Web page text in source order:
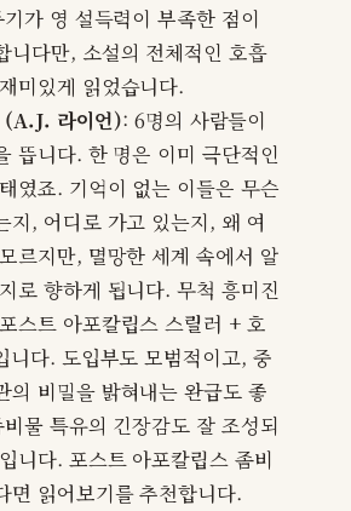
가 영 설득력이 부족한 점이
니다만, 소설의 전체적인 호흡
미있게 읽었습니다.
(A.J. 라이언): 6명의 사람들이
뜹니다. 한 명은 이미 극단적인
였죠. 기억이 없는 이들은 무슨
지, 어디로 가고 있는지, 왜 여
르지만, 멸망한 세계 속에서 알
로 향하게 됩니다. 무척 흥미진
스트 아포칼립스 스릴러 + 호
니다. 도입부도 모범적이고, 중
의 비밀을 밝혀내는 완급도 좋
물 특유의 긴장감도 잘 조성되
니다. 포스트 아포칼립스 좀비
면 읽어보기를 추천합니다.